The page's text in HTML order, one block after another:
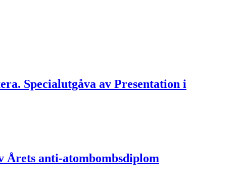
Specialutgåva av Presentation i
Årets anti-atombombsdiplom